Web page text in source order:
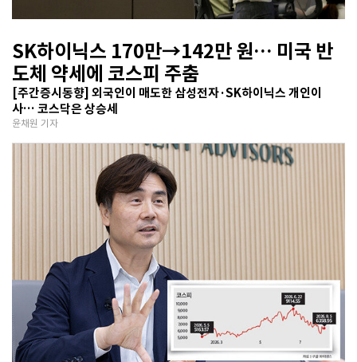
SK하이닉스 170만→142만 원… 미국 반
도체 약세에 코스피 주춤
[주간증시동향] 외국인이 매도한 삼성전자·SK하이닉스 개인이
사… 코스닥은 상승세
윤채원 기자